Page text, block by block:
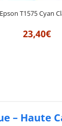
Epson T1575 Cyan
23,40€
– Haute